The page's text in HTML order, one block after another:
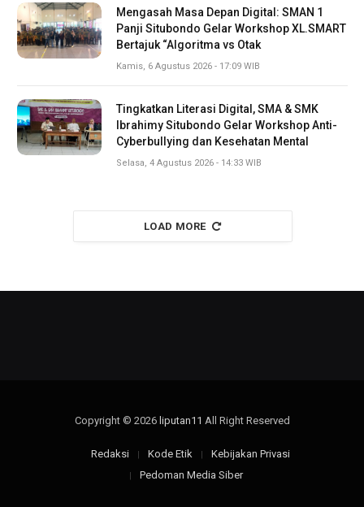
Mengasah Masa Depan Digital: SMAN 1
Panji Situbondo Gelar Workshop XL.SMART
Bertajuk “Algoritma vs Otak
Kamis, 6 Agustus 2026 - 17:09 WIB
Tingkatkan Literasi Digital, SMA & SMK
Ibrahimy Situbondo Gelar Workshop Anti-
Cyberbullying dan Kesehatan Mental
Selasa, 4 Agustus 2026 - 14:33 WIB
LOAD MORE
Copyright © 2026 liputan11 All Right Reserved
Redaksi Kode Etik
Kebijakan Privasi
Pedoman Media Siber